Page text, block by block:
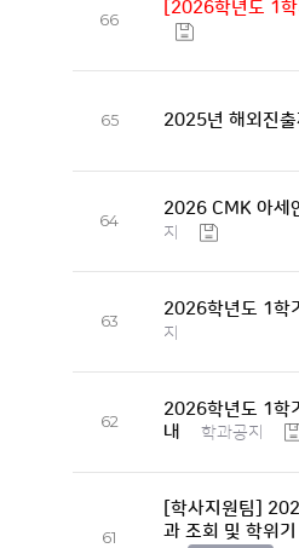
66
[2026학년도 1
65 2025년 해외진출
64
2026 CMK 아세
지
63
2026학년도 1학
지
62
2026학년도 1학
내
학과공지
61
[학사지원팀]
과 조회 및 학위